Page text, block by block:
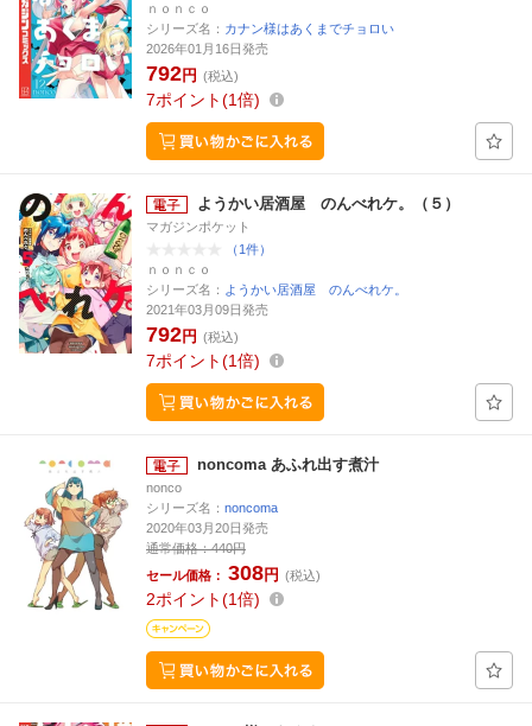
ｎｏｎｃｏ
シリーズ名： カナン様はあくまでチョロい
2026年01月16日発売
792円 (税込)
7ポイント 1倍
ようかい居酒屋 のんべれケ。（５）
マガジンポケット
（1件）
ｎｏｎｃｏ
シリーズ名： ようかい居酒屋 のんべれケ。
2021年03月09日発売
792円 (税込)
7ポイント 1倍
noncoma あふれ出す煮汁
nonco
シリーズ名： noncoma
2020年03月20日発売
通常価格：440円
セール価格： 308円 (税込)
2ポイント 1倍